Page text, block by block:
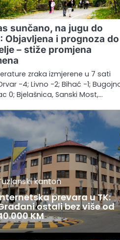
sunčano, na jugu do
Objavljena i prognoza do
– stiže promjena
zraka izmjerene u 7 sati
-4; Livno -2; Bihać -1;
0; Bjelašnica, Sanski Most,…
kanton
prevara u TK:
ostali bez više od
KM